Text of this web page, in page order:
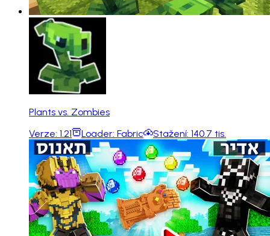
Plants vs. Zombies
Verze: 1.21 Loader: Fabric Stažení: 140.7 tis.